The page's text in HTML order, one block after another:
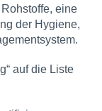
eine
der Hygiene,
auf die Liste